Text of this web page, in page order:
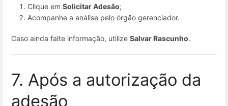
Clique em Solicitar Adesão;
Acompanhe a análise pelo órgão gerenciador.
Caso ainda falte informação, utilize Salvar Rascunho.
7. Após a autorização da
adesão